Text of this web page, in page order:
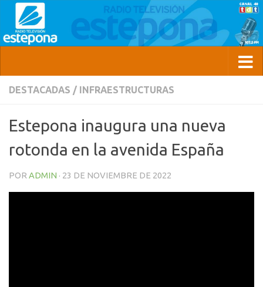
DESTACADAS / INFRAESTRUCTURAS
Estepona inaugura una nueva
rotonda en la avenida España
POR ADMIN · 23 DE NOVIEMBRE DE 2022